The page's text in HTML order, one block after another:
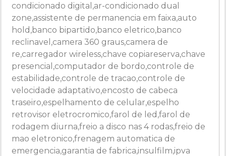
condicionado digital,ar-condicionado dual
zone,assistente de permanencia em faixa,auto
hold,banco bipartido,banco eletrico,banco
reclinavel,camera 360 graus,camera de
re,carregador wireless,chave copiareserva,chave
presencial,computador de bordo,controle de
estabilidade,controle de tracao,controle de
velocidade adaptativo,encosto de cabeca
traseiro,espelhamento de celular,espelho
retrovisor eletrocromico,farol de led,farol de
rodagem diurna,freio a disco nas 4 rodas,freio de
mao eletronico,frenagem automatica de
emergencia,garantia de fabrica,insulfilm,ipva